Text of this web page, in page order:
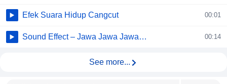
Efek Suara Hidup Cangcut 00:01
Sound Effect – Jawa Jawa Jawa… 00:14
See more...